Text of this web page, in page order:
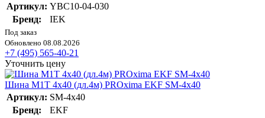
Артикул: YBC10-04-030
Бренд:
IEK
Под заказ
Обновлено 08.08.2026
+7 (495) 565-40-21
Уточнить цену
Шина М1Т 4х40 (дл.4м) PROxima EKF SM-4x40
Артикул: SM-4x40
Бренд:
EKF